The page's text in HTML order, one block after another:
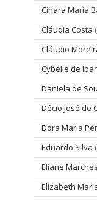
Cinara Maria
Cláudia Costa
Cláudio
Cybelle de
Daniela de
Décio José de
Dora Maria
Eduardo Silva
Eliane
Elizabeth